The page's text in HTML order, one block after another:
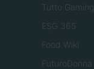
Tutto Gaming
ESG 365
Food Wiki
FuturoDonna